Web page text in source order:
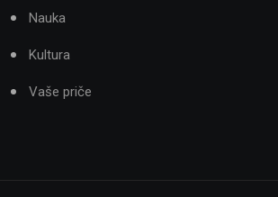
Nauka
Kultura
Vaše priče